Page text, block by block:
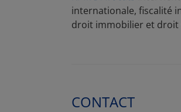
internationale, fiscalité
droit immobilier et droit
CONTACT